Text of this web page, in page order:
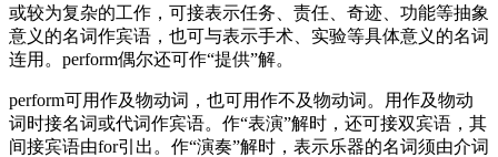
或较为复杂的工作，可接表示任务、责任、奇迹、功能等抽象
意义的名词作宾语，也可与表示手术、实验等具体意义的名词
连用。perform偶尔还可作“提供”解。
perform可用作及物动词，也可用作不及物动词。用作及物动
词时接名词或代词作宾语。作“表演”解时，还可接双宾语，其
间接宾语由for引出。作“演奏”解时，表示乐器的名词须由介词